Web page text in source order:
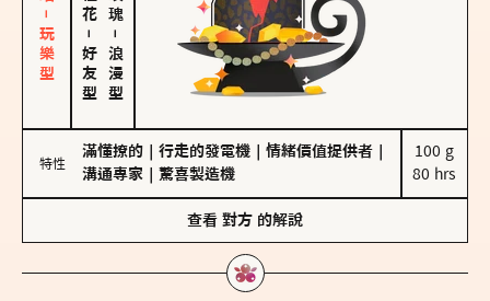
－
好友型
－
浪漫型
特性
滿懂撩的 行走的發電機 情緒價值提供者
溝通專家
驚喜製造機
100 g
80 hrs
查看 對方 的解說